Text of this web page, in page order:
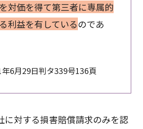
対価を得て第三者に専属的
利益を有しているのであ
6月29日判タ339号136頁
に対する損害賠償請求のみを認